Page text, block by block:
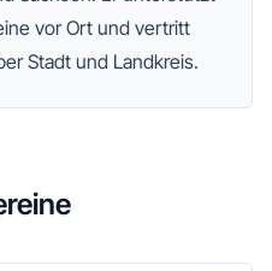
vor Ort und vertritt
Stadt und Landkreis.